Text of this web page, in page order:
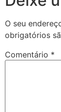
O seu
obrigatórios
Comentário *